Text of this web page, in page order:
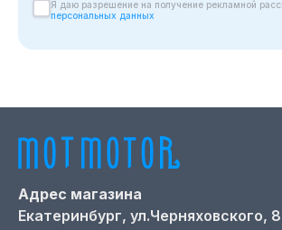
Я даю разрешение на получение рекламной
персональных данных
Адрес магазина
Екатеринбург, ул.Черняховского,